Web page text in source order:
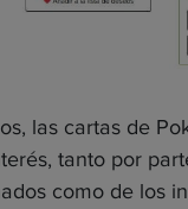
las cartas de
tanto por
como de los